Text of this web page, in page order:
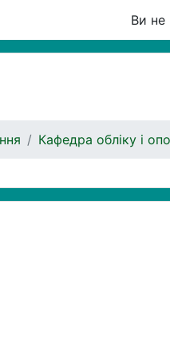
Ви не
Кафедра обліку і